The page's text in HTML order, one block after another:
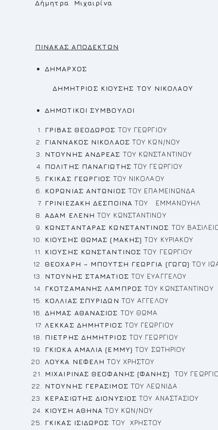
Δήμητρα Μιχαιρίνα
ΠΙΝΑΚΑΣ ΑΠΟΔΕΚΤΩΝ
ΔΗΜΑΡΧΟΣ
ΔΗΜΗΤΡΙΟΣ ΚΙΟΥΣΗΣ ΤΟΥ ΝΙΚΟΛΑΟΥ
ΔΗΜΟΤΙΚΟΙ ΣΥΜΒΟΥΛΟΙ
ΓΡΙΒΑΣ ΘEOΔΩΡΟΣ ΤΟΥ ΓΕΩΡΓΙΟΥ
ΓΙΑΝΝΑΚΟΣ ΝΙΚΟΛΑΟΣ ΤΟΥ ΚΩΝ/ΝΟΥ
ΝΤΟΥΝΗΣ ΑΝΔΡΕΑΣ ΤΟΥ ΚΩΝΣΤΑΝΤΙΝΟΥ
ΠΟΛΙΤΗΣ ΠΑΝΑΓΙΩΤΗΣ ΤΟΥ ΓΕΩΡΓΙΟΥ
ΓΚΙΚΑΣ ΓΕΩΡΓΙΟΣ ΤΟΥ ΝΙΚΟΛΑΟΥ
ΚΟΡΩΝΙΑΣ ΑΝΤΩΝΙΟΣ ΤΟΥ ΕΠΑΜΕΙΝΩΝΔΑ
ΓΡΙΝΙΕΖΑΚΗ ΔΕΣΠΟΙΝΑ ΤΟΥ ΕΜΜΑΝΟΥΗΛ
ΑΔΑΜ ΕΛΕΝΗ ΤΟΥ ΚΩΝΣΤΑΝΤΙΝΟΥ
ΚΩΝΣΤΑΝΤΑΡΑΣ ΚΩΝΣΤΑΝΤΙΝΟΣ ΤΟΥ
ΚΙΟΥΣΗΣ ΘΩΜΑΣ (ΜΑΚΗΣ) ΤΟΥ ΚΥΡΙΑΚΟΥ
ΚΙΟΥΣΗΣ ΚΩΝΣΤΑΝΤΙΝΟΣ ΤΟΥ ΓΕΩΡΓΙΟΥ
ΘΕΟΧΑΡΗ – ΜΠΟΥΤΣΗ ΓΕΩΡΓΙΑ (ΓΩΓΩ) ΤΟΥ
ΝΤΟΥΝΗΣ ΣΤΑΜΑΤΙΟΣ ΤΟΥ ΕΥΑΓΓΕΛΟΥ
ΓΚΟΤΖΑΜΑΝΗΣ ΛΑΜΠΡΟΣ ΤΟΥ ΚΩΝΣΤΑΝΤΙΝΟΥ
ΚΟΛΛΙΑΣ ΣΠΥΡΙΔΩΝ ΤΟΥ ΑΓΓΕΛΟΥ
ΔΗΜΑΣ ΑΘΑΝΑΣΙΟΣ ΤΟΥ ΘΩΜΑ
ΛΕΚΚΑΣ ΔΗΜΗΤΡΙΟΣ ΤΟΥ ΓΕΩΡΓΙΟΥ
ΠΙΕΤΡΗΣ ΔΗΜΗΤΡΙΟΣ ΤΟΥ ΓΕΩΡΓΙΟΥ
ΓΚΙΟΚΑ ΑΜΑΛΙΑ (ΕΜΜΥ) ΤΟΥ ΣΩΤΗΡΙΟΥ
ΛΟΥΚΑ ΝΕΦΕΛΗ ΤΟΥ ΧΡΗΣΤΟΥ
ΜΙΧΑΙΡΙΝΑΣ ΘΕΟΦΑΝΗΣ (ΦΑΝΗΣ)
ΤΟΥ
ΝΤΟΥΝΗΣ ΓΕΡΑΣΙΜΟΣ ΤΟΥ ΛΕΩΝΙΔΑ
ΚΕΡΑΣΙΩΤΗΣ ΔΙΟΝΥΣΙΟΣΤΟΥ ΑΝΑΣΤΑΣΙΟΥ
ΚΙΟΥΣΗ ΑΘΗΝΑΤΟΥ ΚΩΝ/ΝΟΥ
ΓΚΙΚΑΣ ΙΣΙΔΩΡΟΣ ΤΟΥ ΧΡΗΣΤΟΥ